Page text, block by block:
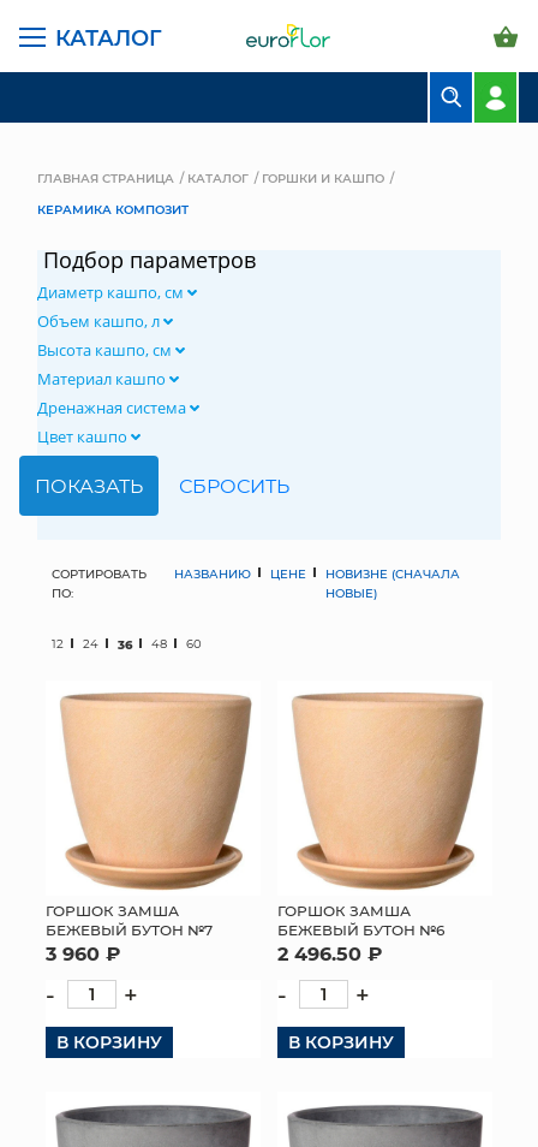
КАТАЛОГ
СВАДЕБНАЯ ФЛОРИСТИКА
МЯГКИЕ ИГРУШКИ
СУНДУКИ
ИСКУССТВЕННЫЕ ЦВЕТЫ
ПАКЕТЫ И СУМКИ
ТОРГОВЫЙ ЦЕНТР
ОПТОВЫМ КЛИЕНТАМ
ДОСТАВКА И ОПЛАТА
КОНТАКТЫ
ГЛАВНАЯ СТРАНИЦА КАТАЛОГ
ГОРШКИ И КАШПО
КЕРАМИКА КОМПОЗИТ
Подбор параметров
Диаметр кашпо, см
Объем кашпо, л
Высота кашпо, см
Материал кашпо
Дренажная система
Цвет кашпо
СОРТИРОВАТЬ
ПО:
НАЗВАНИЮ ЦЕНЕ
НОВИЗНЕ (СНАЧАЛА
НОВЫЕ)
12 24 36 48 60
ГОРШОК ЗАМША
БЕЖЕВЫЙ БУТОН №7
3 960 ₽
- +
В КОРЗИНУ
ГОРШОК ЗАМША
БЕЖЕВЫЙ БУТОН №6
2 496.50 ₽
- +
В КОРЗИНУ